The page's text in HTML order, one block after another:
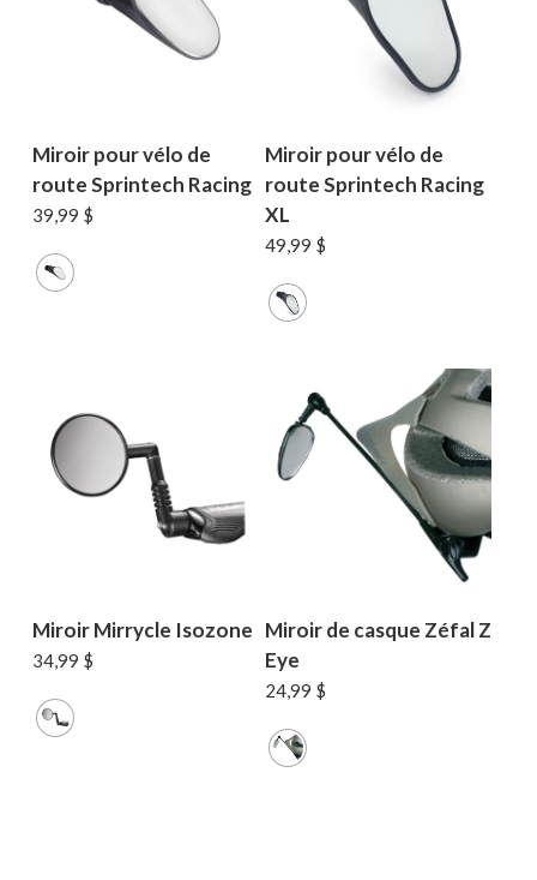
Miroir pour vélo de
route Sprintech Racing
39,99 $
Miroir pour vélo de
route Sprintech Racing
XL
49,99 $
Miroir Mirrycle Isozone
34,99 $
Miroir de casque Zéfal Z
Eye
24,99 $